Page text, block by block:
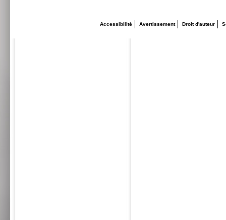
Accessibilité Avertissement Droit d'auteur